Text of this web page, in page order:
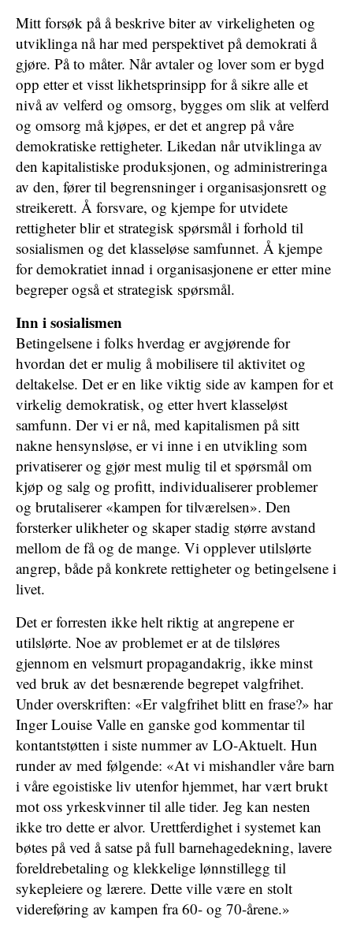
Mitt forsøk på å beskrive biter av virkeligheten og
utviklinga nå har med perspektivet på demokrati å
gjøre. På to måter. Når avtaler og lover som er bygd
opp etter et visst likhetsprinsipp for å sikre alle et
nivå av velferd og omsorg, bygges om slik at velferd
og omsorg må kjøpes, er det et angrep på våre
demokratiske rettigheter. Likedan når utviklinga av
den kapitalistiske produksjonen, og administreringa
av den, fører til begrensninger i organisasjonsrett og
streikerett. Å forsvare, og kjempe for utvidete
rettigheter blir et strategisk spørsmål i forhold til
sosialismen og det klasseløse samfunnet. Å kjempe
for demokratiet innad i organisasjonene er etter mine
begreper også et strategisk spørsmål.
Innisosialismen
Betingelsene i folks hverdag er avgjørende for
hvordan det er mulig å mobilisere til aktivitet og
deltakelse. Det er en like viktig side av kampen for et
virkelig demokratisk, og etter hvert klasseløst
samfunn. Der vi er nå, med kapitalismen på sitt
nakne hensynsløse, er vi inne i en utvikling som
privatiserer og gjør mest mulig til et spørsmål om
kjøp og salg og profitt, individualiserer problemer
og brutaliserer «kampen for tilværelsen». Den
forsterker ulikheter og skaper stadig større avstand
mellom de få og de mange. Vi opplever utilslørte
angrep, både på konkrete rettigheter og betingelsene i
livet.
Det er forresten ikke helt riktig at angrepene er
utilslørte. Noe av problemet er at de tilsløres
gjennom en velsmurt propagandakrig, ikke minst
ved bruk av det besnærende begrepet valgfrihet.
Under overskriften: «Er valgfrihet blitt en frase?» har
Inger Louise Valle en ganske god kommentar til
kontantstøtten i siste nummer av LO-Aktuelt. Hun
runder av med følgende: «At vi mishandler våre barn
i våre egoistiske liv utenfor hjemmet, har vært brukt
mot oss yrkeskvinner til alle tider. Jeg kan nesten
ikke tro dette er alvor. Urettferdighet i systemet kan
bøtes på ved å satse på full barnehagedekning, lavere
foreldrebetaling og klekkelige lønnstillegg til
sykepleiere og lærere. Dette ville være en stolt
videreføring av kampen fra 60- og 70-årene.»